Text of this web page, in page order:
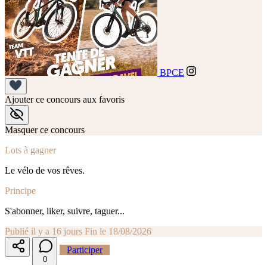
BPCE
Ajouter ce concours aux favoris
Masquer ce concours
Lots à gagner
Le vélo de vos rêves.
Principe
S'abonner, liker, suivre, taguer...
Publié il y a 16 jours Fin le 18/08/2026
0
Participer